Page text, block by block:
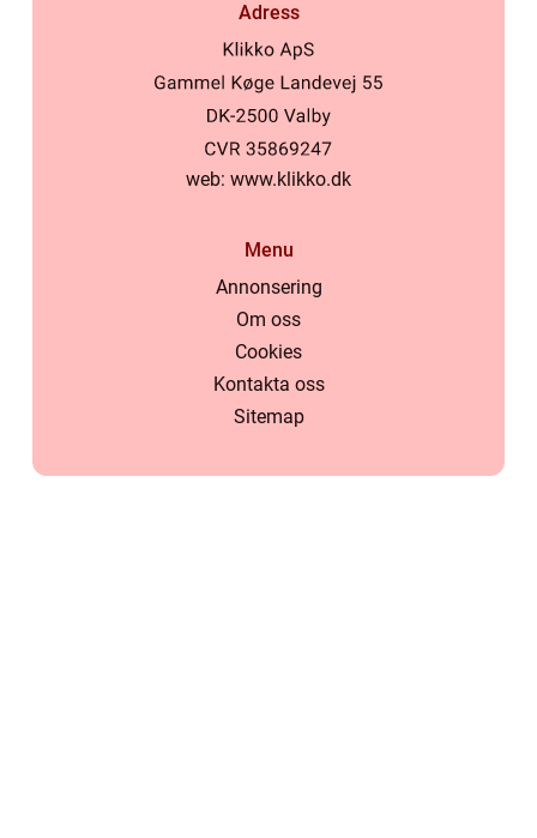
Adress
web: www.klikko.dk
Menu
Annonsering
Om oss
Cookies
Kontakta oss
Sitemap